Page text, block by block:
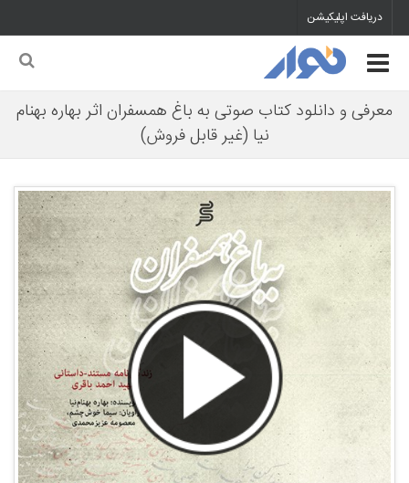
دریافت اپلیکیشن
معرفی و دانلود کتاب صوتی به باغ همسفران اثر بهاره بهنام
نیا (غیر قابل فروش)